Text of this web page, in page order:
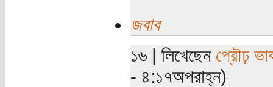
জবাব
১৬ | লিখেছেন প্রৌঢ়
- ৪:১৭অপরাহ্ন)